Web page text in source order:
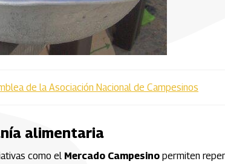
de la Asociación Nacional de Campesinos
alimentaria
como el Mercado Campesino permiten